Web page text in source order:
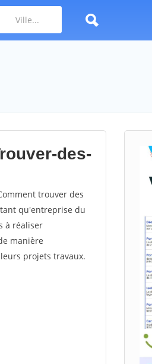
des-
trouver des
qu'entreprise du
à réaliser
manière
projets travaux.